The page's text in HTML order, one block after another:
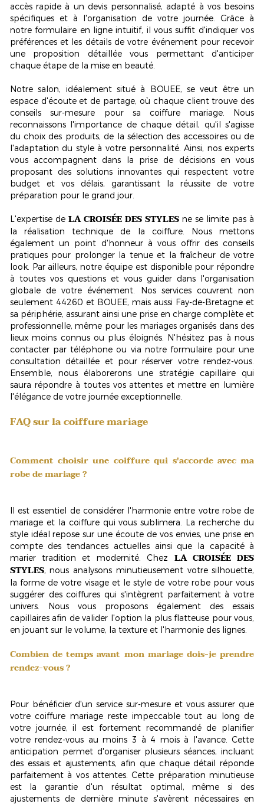
accès rapide à un devis personnalisé, adapté à vos besoins
spécifiques et à l'organisation de votre journée. Grâce à
notre formulaire en ligne intuitif, il vous suffit d'indiquer vos
préférences et les détails de votre événement pour recevoir
une proposition détaillée vous permettant d'anticiper
chaque étape de la mise en beauté.
Notre salon, idéalement situé à BOUEE, se veut être un
espace d'écoute et de partage, où chaque client trouve des
conseils sur-mesure pour sa coiffure mariage. Nous
reconnaissons l'importance de chaque détail, qu'il s'agisse
du choix des produits, de la sélection des accessoires ou de
l'adaptation du style à votre personnalité. Ainsi, nos experts
vous accompagnent dans la prise de décisions en vous
proposant des solutions innovantes qui respectent votre
budget et vos délais, garantissant la réussite de votre
préparation pour le grand jour.
L'expertise de LA CROISÉE DES STYLES ne se limite pas à
la réalisation technique de la coiffure. Nous mettons
également un point d'honneur à vous offrir des conseils
pratiques pour prolonger la tenue et la fraîcheur de votre
look. Par ailleurs, notre équipe est disponible pour répondre
à toutes vos questions et vous guider dans l'organisation
globale de votre événement. Nos services couvrent non
seulement 44260 et BOUEE, mais aussi Fay-de-Bretagne et
sa périphérie, assurant ainsi une prise en charge complète et
professionnelle, même pour les mariages organisés dans des
lieux moins connus ou plus éloignés. N'hésitez pas à nous
contacter par téléphone ou via notre formulaire pour une
consultation détaillée et pour réserver votre rendez-vous.
Ensemble, nous élaborerons une stratégie capillaire qui
saura répondre à toutes vos attentes et mettre en lumière
l'élégance de votre journée exceptionnelle.
FAQ sur la coiffure mariage
Comment choisir une coiffure qui s'accorde avec ma
robe de mariage ?
Il est essentiel de considérer l'harmonie entre votre robe de
mariage et la coiffure qui vous sublimera. La recherche du
style idéal repose sur une écoute de vos envies, une prise en
compte des tendances actuelles ainsi que la capacité à
marier tradition et modernité. Chez LA CROISÉE DES
STYLES, nous analysons minutieusement votre silhouette,
la forme de votre visage et le style de votre robe pour vous
suggérer des coiffures qui s'intègrent parfaitement à votre
univers. Nous vous proposons également des essais
capillaires afin de valider l'option la plus flatteuse pour vous,
en jouant sur le volume, la texture et l'harmonie des lignes.
Combien de temps avant mon mariage dois-je prendre
rendez-vous ?
Pour bénéficier d'un service sur-mesure et vous assurer que
votre coiffure mariage reste impeccable tout au long de
votre journée, il est fortement recommandé de planifier
votre rendez-vous au moins 3 à 4 mois à l'avance. Cette
anticipation permet d'organiser plusieurs séances, incluant
des essais et ajustements, afin que chaque détail réponde
parfaitement à vos attentes. Cette préparation minutieuse
est la garantie d'un résultat optimal, même si des
ajustements de dernière minute s'avèrent nécessaires en